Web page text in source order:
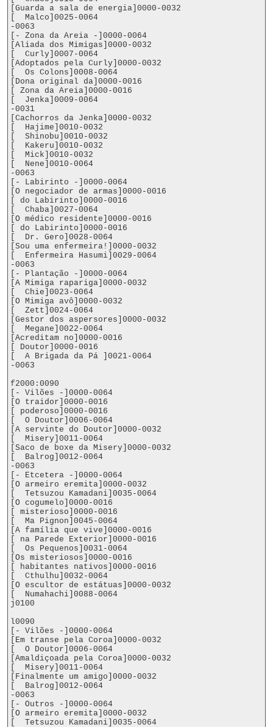
[Guarda a sala de energia]0000-0032
[  Malco]0025-0064
-0063
[- Zona da Areia -]0000-0064
[Aliada dos Mimigas]0000-0032
[  Curly]0007-0064
[Adoptados pela Curly]0000-0032
[  Os Colons]0008-0064
[Dona original da]0000-0016
[ Zona da Areia]0000-0016
[  Jenka]0009-0064
-0031
[Cachorros da Jenka]0000-0032
[  Hajime]0010-0032
[  Shinobu]0010-0032
[  Kakeru]0010-0032
[  Mick]0010-0032
[  Nene]0010-0064
-0063
[- Labirinto -]0000-0064
[O negociador de armas]0000-0016
[ do Labirinto]0000-0016
[  Chaba]0027-0064
[O médico residente]0000-0016
[ do Labirinto]0000-0016
[  Dr. Gero]0028-0064
[Sou uma enfermeira!]0000-0032
[  Enfermeira Hasumi]0029-0064
-0063
[- Plantação -]0000-0064
[A Mimiga rapariga]0000-0032
[  Chie]0023-0064
[O Mimiga avô]0000-0032
[  Zett]0024-0064
[Gestor dos aspersores]0000-0032
[  Megane]0022-0064
[Acreditam no]0000-0016
[ Doutor]0000-0016
[  A Brigada da Pá ]0021-0064
-0063
f2000:0090
[- Vilões -]0000-0064
[O traidor]0000-0016
[ poderoso]0000-0016
[  O Doutor]0006-0064
[A servinte do Doutor]0000-0032
[  Misery]0011-0064
[Saco de boxe da Misery]0000-0032
[  Balrog]0012-0064
-0063
[- Etcetera -]0000-0064
[O armeiro eremita]0000-0032
[  Tetsuzou Kamadani]0035-0064
[O cogumelo]0000-0016
[ misterioso]0000-0016
[  Ma Pignon]0045-0064
[A família que vive]0000-0016
[ na Parede Exterior]0000-0016
[  Os Pequenos]0031-0064
[Os misteriosos]0000-0016
[ habitantes nativos]0000-0016
[  Cthulhu]0032-0064
[O escultor de estátuas]0000-0032
[  Numahachi]0088-0064
j0100
l0090
[- Vilões -]0000-0064
[Em transe pela Coroa]0000-0032
[  O Doutor]0006-0064
[Amaldiçoada pela Coroa]0000-0032
[  Misery]0011-0064
[Finalmente um amigo]0000-0032
[  Balrog]0012-0064
-0063
[- Outros -]0000-0064
[O armeiro eremita]0000-0032
[  Tetsuzou Kamadani]0035-0064